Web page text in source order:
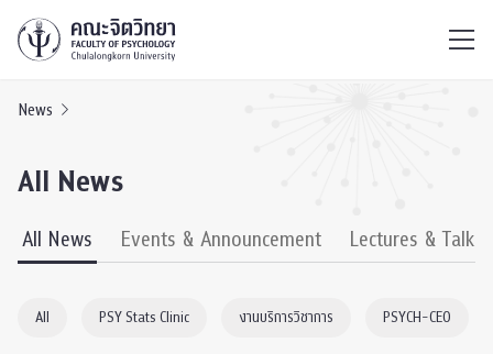
News
All News
All News Events & Announcement Lectures & Talks
All PSY Stats Clinic งานบริการวิชาการ PSYCH-CEO